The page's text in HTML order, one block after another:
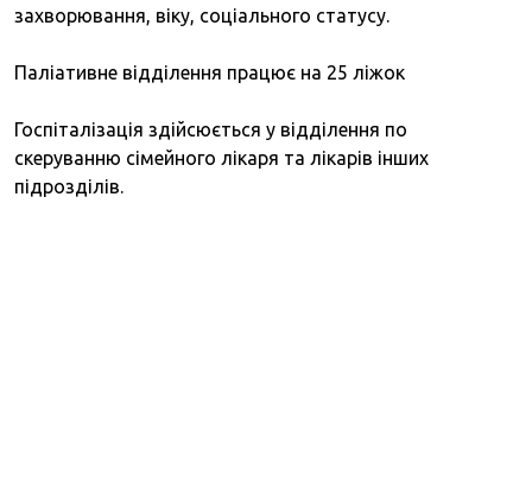
захворювання, віку, соціального статусу.
Паліативне відділення працює на 25 ліжок
Госпіталізація здійсюється у відділення по
скеруванню сімейного лікаря та лікарів інших
підрозділів.